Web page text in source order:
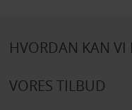
HVORDAN KAN VI
VORES TILBUD